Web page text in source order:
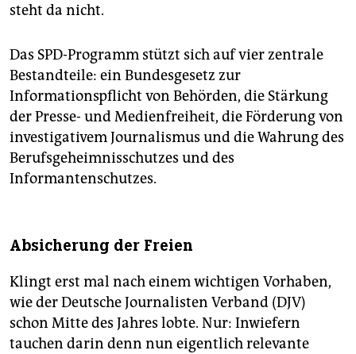
steht da nicht.
Das SPD-Programm stützt sich auf vier zentrale
Bestandteile: ein Bundesgesetz zur
Informationspflicht von Behörden, die Stärkung
der Presse- und Medienfreiheit, die Förderung von
investigativem Journalismus und die Wahrung des
Berufsgeheimnisschutzes und des
Informantenschutzes.
Absicherung der Freien
Klingt erst mal nach einem wichtigen Vorhaben,
wie der Deutsche Journalisten Verband (DJV)
schon Mitte des Jahres lobte. Nur: Inwiefern
tauchen darin denn nun eigentlich relevante